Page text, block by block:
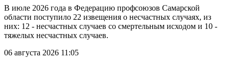
В июле 2026 года в Федерацию профсоюзов Самарской
области поступило 22 извещения о несчастных случаях, из
них: 12 - несчастных случаев со смертельным исходом и 10 -
тяжелых несчастных случаев.
06 августа 2026 11:05